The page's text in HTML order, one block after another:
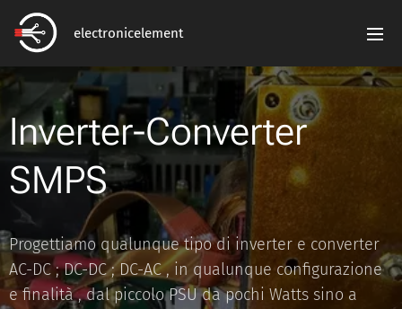
electronicelement
Inverter-Converter
SMPS
Progettiamo qualunque tipo di inverter e converter
AC-DC ; DC-DC ; DC-AC , in qualunque configurazione
e finalità , dal piccolo PSU da pochi Watts sino a